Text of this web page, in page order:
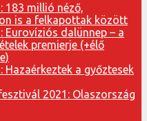
183 millió néző,
is a felkapottak között
Eurovíziós dalünnep – a
premierje (+élő
Hazaérkeztek a győztesek
2021: Olaszország